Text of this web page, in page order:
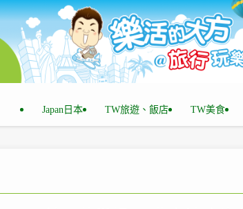
Japan日本 TW旅遊、飯店 TW美食